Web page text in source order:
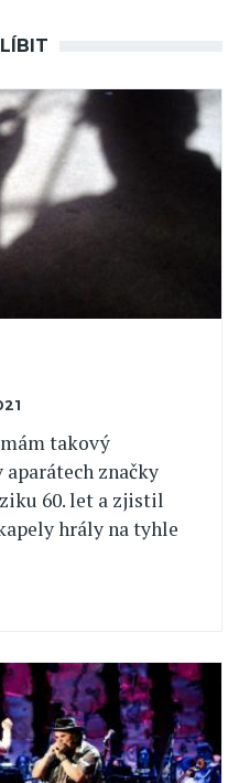
takový
značky
60. let a zjistil
hrály na tyhle